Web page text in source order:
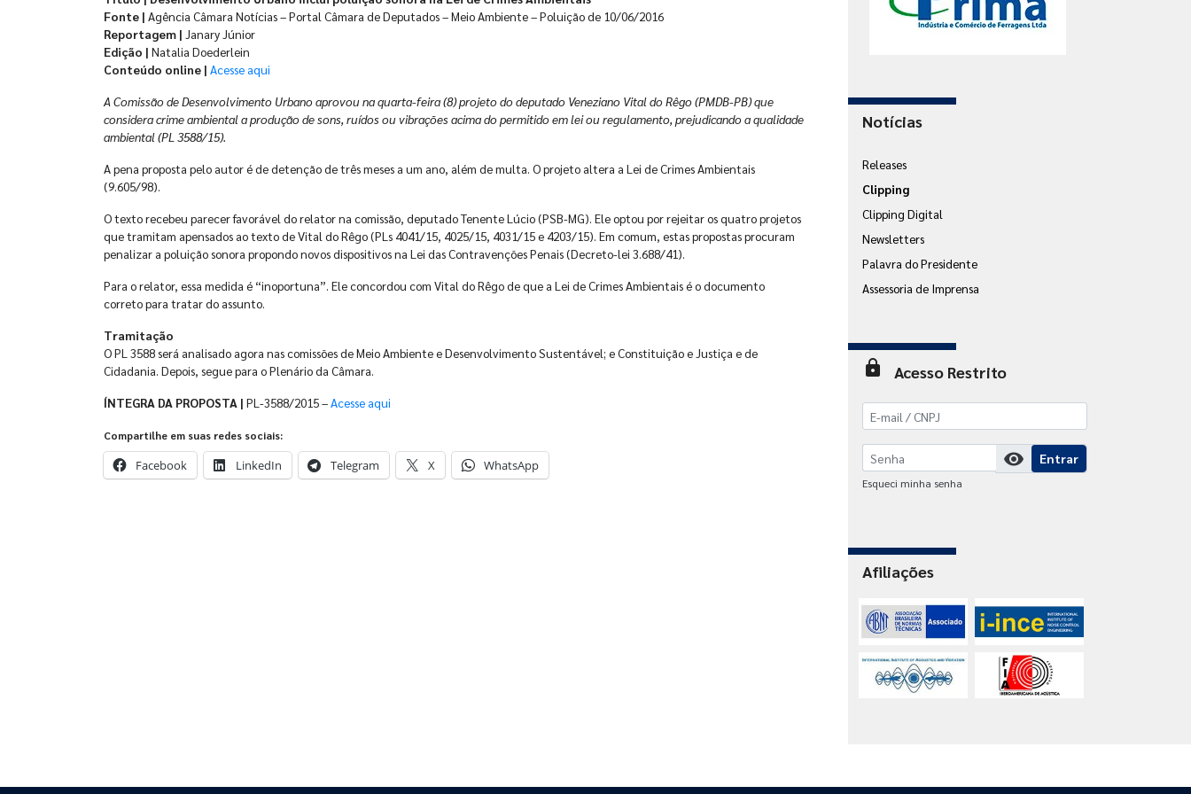
Fonte | Agência Câmara Notícias – Portal Câmara de Deputados – Meio Ambiente – Poluição de 10/06/2016
Reportagem | Janary Júnior
Edição | Natalia Doederlein
Conteúdo online | Acesse aqui
A Comissão de Desenvolvimento Urbano aprovou na quarta-feira (8) projeto do deputado Veneziano Vital do Rêgo (PMDB-PB) que
considera crime ambiental a produção de sons, ruídos ou vibrações acima do permitido em lei ou regulamento, prejudicando a qualidade
ambiental (PL 3588/15).
A pena proposta pelo autor é de detenção de três meses a um ano, além de multa. O projeto altera a Lei de Crimes Ambientais
(9.605/98).
O texto recebeu parecer favorável do relator na comissão, deputado Tenente Lúcio (PSB-MG). Ele optou por rejeitar os quatro projetos
que tramitam apensados ao texto de Vital do Rêgo (PLs 4041/15, 4025/15, 4031/15 e 4203/15). Em comum, estas propostas procuram
penalizar a poluição sonora propondo novos dispositivos na Lei das Contravenções Penais (Decreto-lei 3.688/41).
Para o relator, essa medida é “inoportuna”. Ele concordou com Vital do Rêgo de que a Lei de Crimes Ambientais é o documento
correto para tratar do assunto.
Tramitação
O PL 3588 será analisado agora nas comissões de Meio Ambiente e Desenvolvimento Sustentável; e Constituição e Justiça e de
Cidadania. Depois, segue para o Plenário da Câmara.
ÍNTEGRA DA PROPOSTA | PL-3588/2015 –Acesse aqui
Compartilhe em suas redes sociais:
Facebook LinkedIn Telegram X WhatsApp
Notícias
Releases
Clipping
Clipping Digital
Newsletters
Palavra do Presidente
Assessoria de Imprensa
lock Acesso Restrito
visibility Entrar
Esqueci minha senha
Afiliações